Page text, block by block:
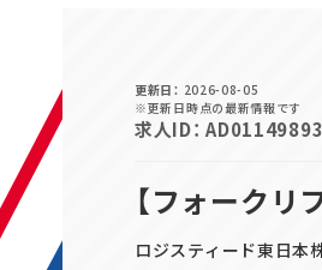
更新日
2026-08-05
※更新日時点の最新情報です
求人ID
【フォーク
ロジスティード東日本